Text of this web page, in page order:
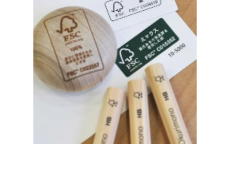
サステナブル調達支援サービス
見える化サービス
サステナブルBPOサービス
生産工場・プロセス向けソリューション
サステナビリティ教育・研修
SEA(Sustainable Executive Alliance)